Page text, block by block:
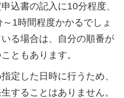
込書の記入に10分程度、
1時間程度かかるでしょ
る場合は、自分の順番が
ともあります。
定した日時に行うため、
することはありません。